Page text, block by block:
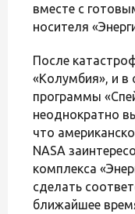
вместе с
носителя
После
«Колумбия», и в
программы
неоднократно
что
NASA
комплекса
сделать
ближайшее